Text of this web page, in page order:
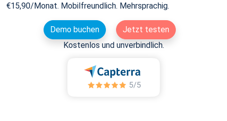
€15,90/Monat. Mobilfreundlich. Mehrsprachig.
Demo buchen
Jetzt testen
Kostenlos und unverbindlich.